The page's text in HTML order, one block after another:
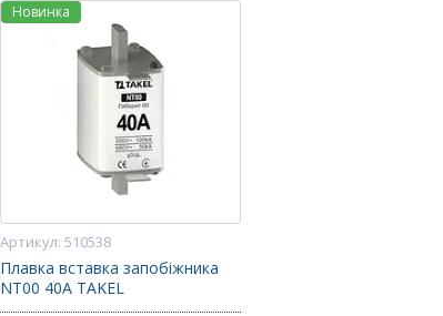
Новинка
510538
Плавка вставка запобіжника
NT00 40А TAKEL